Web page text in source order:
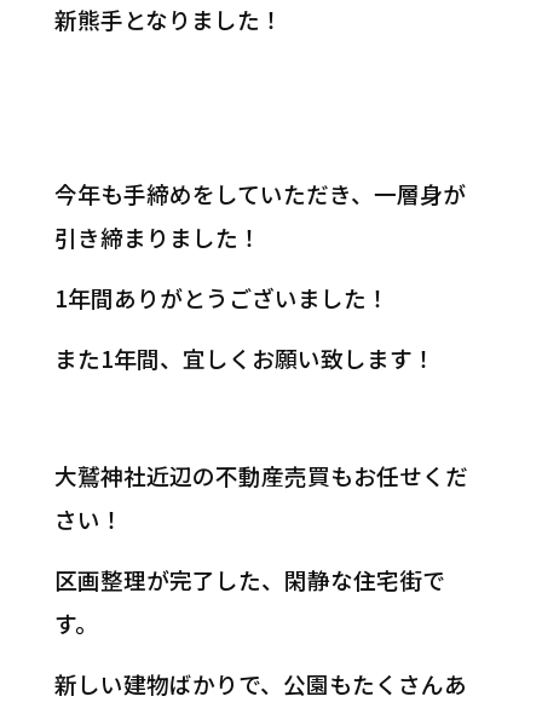
新熊手となりました！
今年も手締めをしていただき、一層身が
引き締まりました！
1年間ありがとうございました！
また1年間、宜しくお願い致します！
大鷲神社近辺の不動産売買もお任せくだ
さい！
区画整理が完了した、閑静な住宅街で
す。
新しい建物ばかりで、公園もたくさんあ